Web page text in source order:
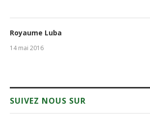
Royaume Luba
14 mai 2016
SUIVEZ NOUS SUR